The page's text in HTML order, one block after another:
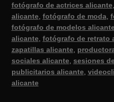
fotógrafo de actrices alicante,
alicante, fotógrafo de moda,
fotógrafo de modelos
alicante, fotógrafo de retrato
zapatillas alicante,
sociales alicante, sesiones
publicitarios alicante,
alicante